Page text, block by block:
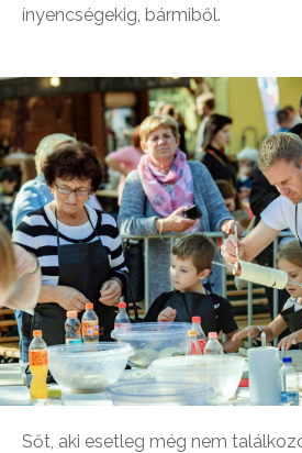
ínyencségekig, bármiből.
Sőt, aki esetleg még nem